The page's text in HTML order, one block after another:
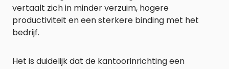
vertaalt zich in minder verzuim, hogere
productiviteit en een sterkere binding met het
bedrijf.
Het is duidelijk dat de kantoorinrichting een